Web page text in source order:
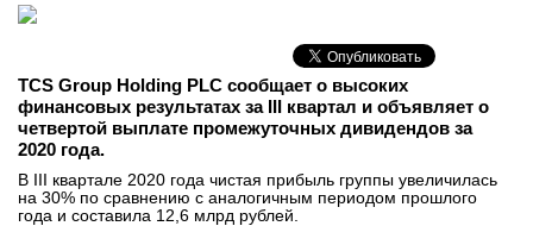
Lifestyle
Мероприятия
TCS Group Holding PLC сообщает о высоких
финансовых результатах за III квартал и объявляет о
четвертой выплате промежуточных дивидендов за
2020 года.
В III квартале 2020 года чистая прибыль группы увеличилась
на 30% по сравнению с аналогичным периодом прошлого
года и составила 12,6 млрд рублей.